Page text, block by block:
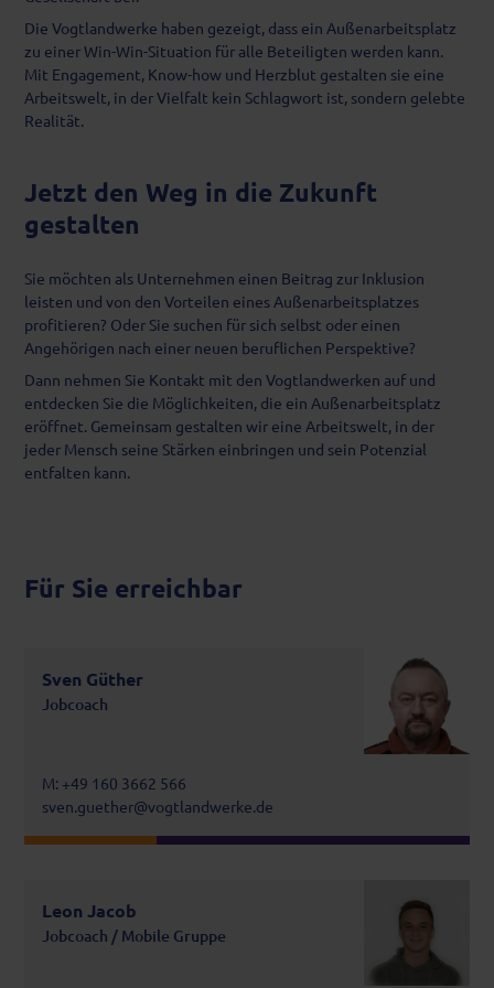
Die Vogtlandwerke haben gezeigt, dass ein Außenarbeitsplatz
zu einer Win-Win-Situation für alle Beteiligten werden kann.
Mit Engagement, Know-how und Herzblut gestalten sie eine
Arbeitswelt, in der Vielfalt kein Schlagwort ist, sondern gelebte
Realität.
Jetzt den Weg in die Zukunft
gestalten
Sie möchten als Unternehmen einen Beitrag zur Inklusion
leisten und von den Vorteilen eines Außenarbeitsplatzes
profitieren? Oder Sie suchen für sich selbst oder einen
Angehörigen nach einer neuen beruflichen Perspektive?
Dann nehmen Sie Kontakt mit den Vogtlandwerken auf und
entdecken Sie die Möglichkeiten, die ein Außenarbeitsplatz
eröffnet. Gemeinsam gestalten wir eine Arbeitswelt, in der
jeder Mensch seine Stärken einbringen und sein Potenzial
entfalten kann.
Für Sie erreichbar
Sven Güther
Jobcoach
M: +49 160 3662 566
sven.guether@vogtlandwerke.de
Leon Jacob
Jobcoach / Mobile Gruppe